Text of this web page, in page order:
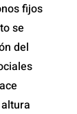
fijos
se
del